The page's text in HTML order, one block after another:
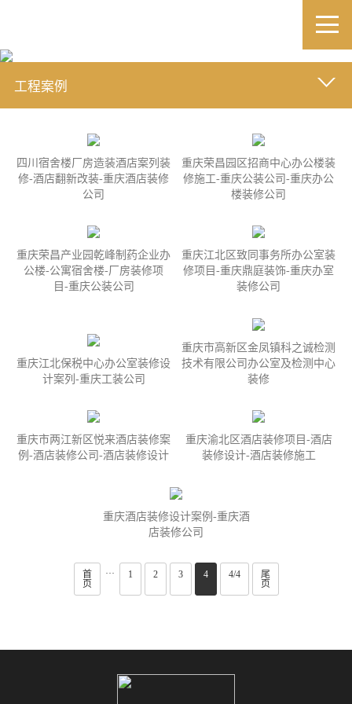
工程案例
四川宿舍楼厂房造装酒店案列装
修-酒店翻新改装-重庆酒店装修
公司
重庆荣昌园区招商中心办公楼装
修施工-重庆公装公司-重庆办公
楼装修公司
重庆荣昌产业园乾峰制药企业办
公楼-公寓宿舍楼-厂房装修项
目-重庆公装公司
重庆江北区致同事务所办公室装
修项目-重庆鼎庭装饰-重庆办室
装修公司
重庆江北保税中心办公室装修设
计案列-重庆工装公司
重庆市高新区金凤镇科之诚检测
技术有限公司办公室及检测中心
装修
重庆市两江新区悦来酒店装修案
例-酒店装修公司-酒店装修设计
重庆渝北区酒店装修项目-酒店
装修设计-酒店装修施工
重庆酒店装修设计案例-重庆酒
店装修公司
首
页
··· 1 2 3 4 4/4
尾
页